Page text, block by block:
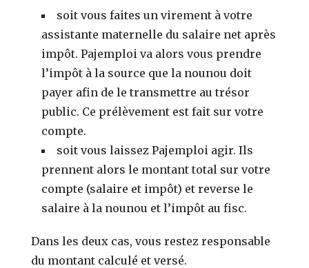
soit vous faites un virement à votre
assistante maternelle du salaire net après
impôt. Pajemploi va alors vous prendre
l’impôt à la source que la nounou doit
payer afin de le transmettre au trésor
public. Ce prélèvement est fait sur votre
compte.
soit vous laissez Pajemploi agir. Ils
prennent alors le montant total sur votre
compte (salaire et impôt) et reverse le
salaire à la nounou et l’impôt au fisc.
Dans les deux cas, vous restez responsable
du montant calculé et versé.